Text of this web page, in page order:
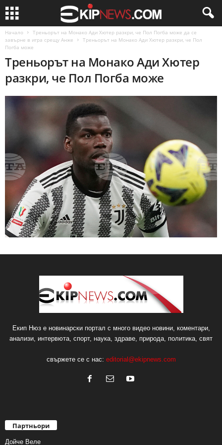
Начало
Треньорът на Монако Ади Хютер разкри, че Пол Погба може да се
завърне в игра срещу Анже
Треньорът на Монако Ади Хютер разкри, че Пол
Погба може
Треньорът на Монако Ади Хютер
разкри, че Пол Погба може
Екип Нюз е новинарски портал с много видео новини, коментари,
анализи, интервюта, спорт, наука, здраве, природа, политика, свят
свържете се с нас: editorial@ekipnews.com
Партньори
Дойче Веле